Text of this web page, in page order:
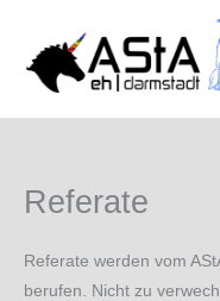
springen
Referate
Referate werden vom
berufen. Nicht zu